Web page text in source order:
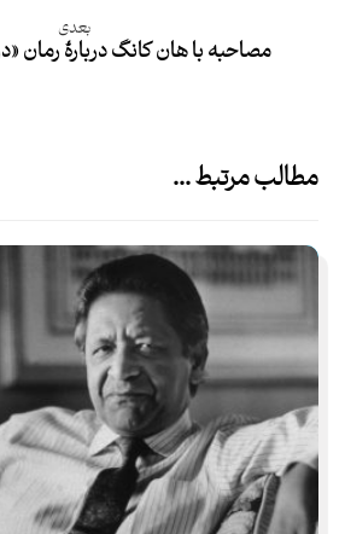
بعدی
مصاحبه با هان کانگ دربارۀ رمان
مطالب مرتبط ...